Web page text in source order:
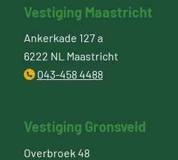
Vestiging Maastricht
Ankerkade 127 a
6222 NL Maastricht
043-458 4488
Vestiging Gronsveld
Overbroek 48